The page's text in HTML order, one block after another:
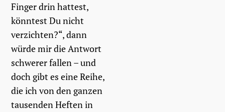
Finger drin hattest,
könntest Du nicht
verzichten?“, dann
würde mir die Antwort
schwerer fallen – und
doch gibt es eine Reihe,
die ich von den ganzen
tausenden Heften in